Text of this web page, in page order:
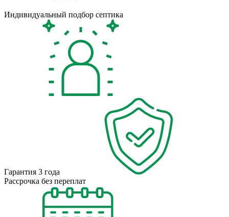
Индивидуальный подбор септика
Гарантия 3 года
Рассрочка без переплат